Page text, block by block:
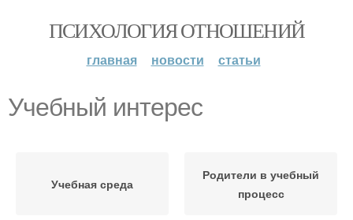
ПСИХОЛОГИЯ ОТНОШЕНИЙ
главная новости статьи
Учебный интерес
Учебная среда
Родители в учебный
процесс